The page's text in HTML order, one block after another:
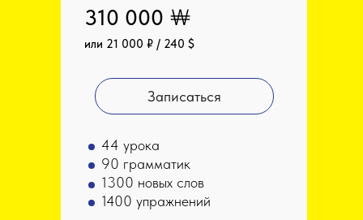
Записаться
310 000 ￦
44 урока
90 грамматик
1300 новых слов
1400 упражнений
или 21 000 ₽ / 240 $